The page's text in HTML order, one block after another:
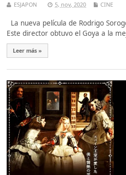
ESJAPON 5, nov, 2020 CINE
La nueva película de Rodrigo
Este director obtuvo el Goya a la
Leer más »